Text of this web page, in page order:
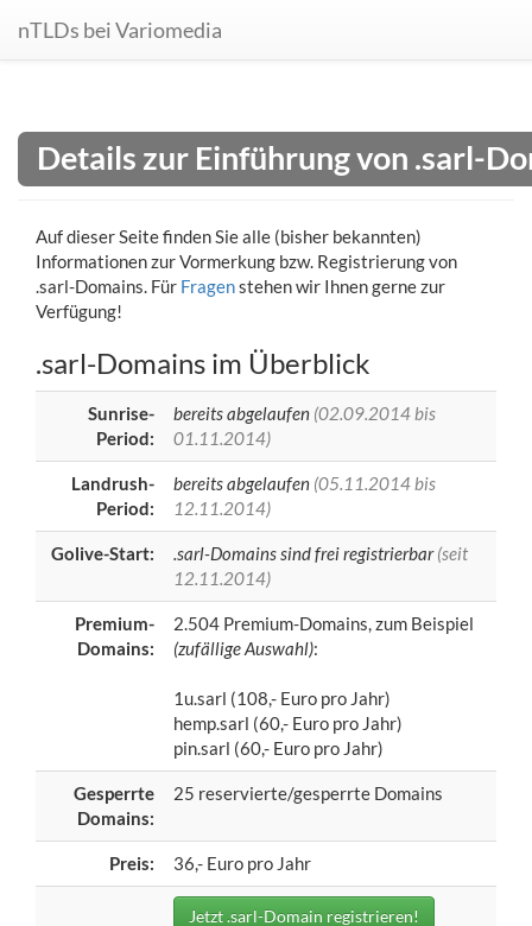
nTLDs bei Variomedia
Details zur Einführung von .sarl-
Auf dieser Seite finden Sie alle (bisher bekannten)
Informationen zur Vormerkung bzw. Registrierung von
.sarl-Domains. Für Fragenstehen wir Ihnen gerne zur
Verfügung!
.sarl-Domains im Überblick
Sunrise-
Period:
bereits abgelaufen (02.09.2014 bis
01.11.2014)
Landrush-
Period:
bereits abgelaufen (05.11.2014 bis
12.11.2014)
Golive-Start: .sarl-Domains sind frei registrierbar(seit
12.11.2014)
Premium-
Domains:
2.504 Premium-Domains, zum Beispiel
(zufällige Auswahl):
1u.sarl (108,- Euro pro Jahr)
hemp.sarl (60,- Euro pro Jahr)
pin.sarl (60,- Euro pro Jahr)
Gesperrte
Domains:
25 reservierte/gesperrte Domains
Preis: 36,- Euro pro Jahr
Jetzt .sarl-Domain registrieren!